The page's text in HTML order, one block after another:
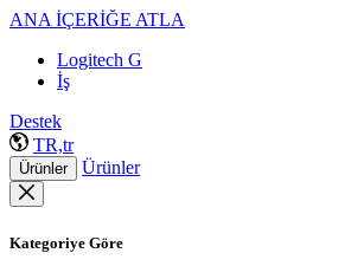
ANA İÇERİĞE ATLA
Logitech G
İş
Destek
TR,tr
Ürünler Ürünler
Kategoriye Göre